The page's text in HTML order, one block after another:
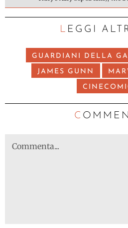
LEGGI
GUARDIANI DELLA
JAMES GUNN
C